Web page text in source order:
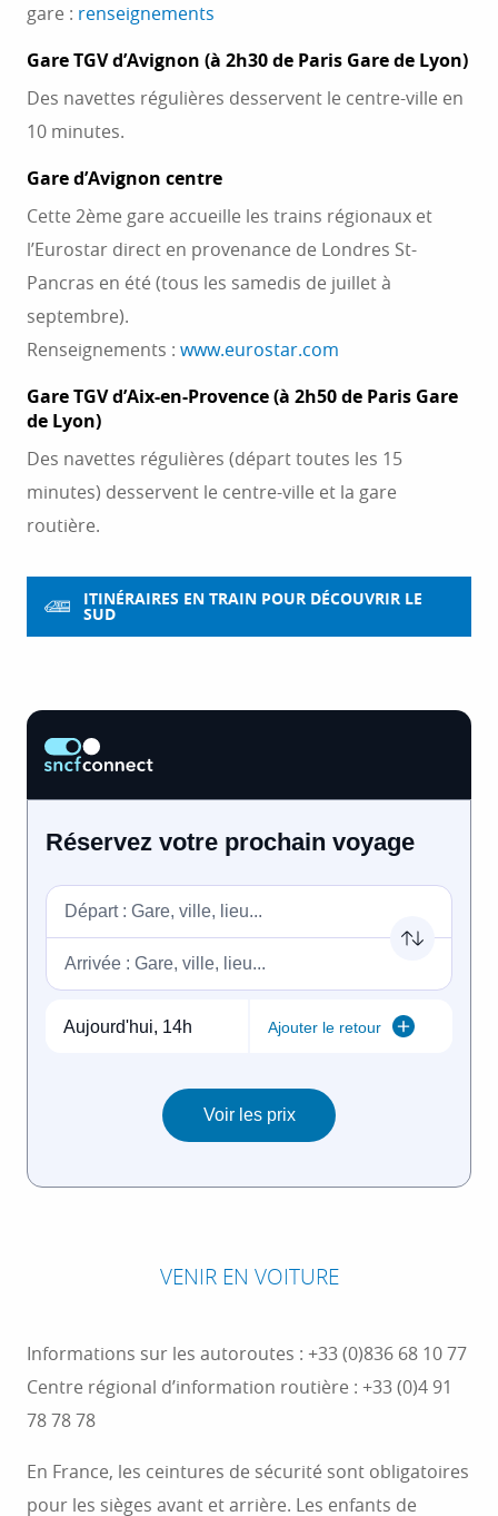
gare : renseignements
Gare TGV d’Avignon (à 2h30 de Paris Gare de Lyon)
Des navettes régulières desservent le centre-ville en
10 minutes.
Gare d’Avignon centre
Cette 2ème gare accueille les trains régionaux et
l’Eurostar direct en provenance de Londres St-
Pancras en été (tous les samedis de juillet à
septembre).
Renseignements : www.eurostar.com
Gare TGV d’Aix-en-Provence (à 2h50 de Paris Gare
de Lyon)
Des navettes régulières (départ toutes les 15
minutes) desservent le centre-ville et la gare
routière.
ITINÉRAIRES EN TRAIN POUR DÉCOUVRIR LE
SUD
VENIR EN VOITURE
Informations sur les autoroutes : +33 (0)836 68 10 77
Centre régional d’information routière : +33 (0)4 91
78 78 78
En France, les ceintures de sécurité sont obligatoires
pour les sièges avant et arrière. Les enfants de